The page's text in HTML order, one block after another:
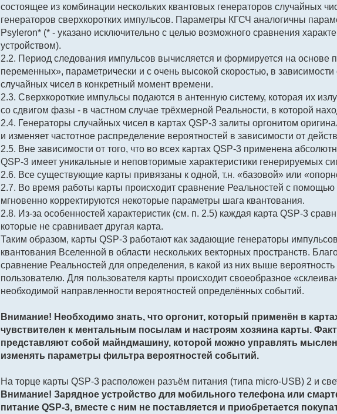
состоящее из комбинации нескольких квантовых генераторов случайных
генераторов сверхкоротких импульсов. Параметры КГСЧ аналогичны
Psyleron* (* - указано исключительно с целью возможного сравнения
устройством).
2.2. Период следования импульсов вычисляется и формируется на основе
переменных», параметрически и с очень высокой скоростью, в
случайных чисел в конкретный момент времени.
2.3. Сверхкороткие импульсы подаются в антенную систему, которая их
со сдвигом фазы - в частном случае трёхмерной Реальности, в которой
2.4. Генераторы случайных чисел в картах QSP-3 залиты оргонитом
и изменяет частотное распределение вероятностей в зависимости от
2.5. Вне зависимости от того, что во всех картах QSP-3 применена
QSP-3 имеет уникальные и неповторимые характеристики генерируемых
2.6. Все существующие карты привязаны к одной, т.н. «базовой» или
2.7. Во время работы карты происходит сравнение Реальностей с помощью
мгновенно корректируются некоторые параметры шага квантования.
2.8. Из-за особенностей характеристик (см. п. 2.5) каждая карта QSP-3
которые не сравнивает другая карта.
Таким образом, карты QSP-3 работают как задающие генераторы
квантования Вселенной в области нескольких векторных пространств.
сравнение Реальностей для определения, в какой из них выше
пользователю. Для пользователя карты происходит своеобразное
необходимой направленности вероятностей определённых событий.
Внимание! Необходимо знать, что оргонит, который применён в
чувствителен к ментальным посылам и настроям хозяина карты.
представляют собой майндмашину, которой можно управлять
изменять параметры фильтра вероятностей событий.
На торце карты QSP-3 расположен разъём питания (типа micro-USB) 2 и
Внимание! Зарядное устройство для мобильного телефона или
питание QSP-3, вместе с ним не поставляется и приобретается